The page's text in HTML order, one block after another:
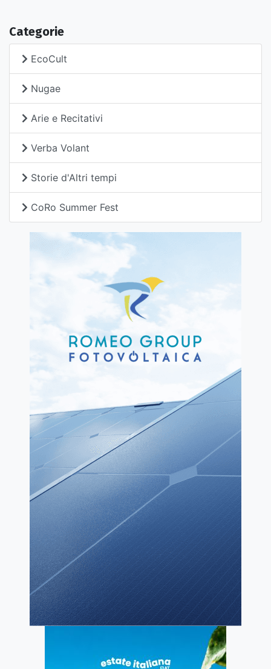
Categorie
EcoCult
Nugae
Arie e Recitativi
Verba Volant
Storie d'Altri tempi
CoRo Summer Fest